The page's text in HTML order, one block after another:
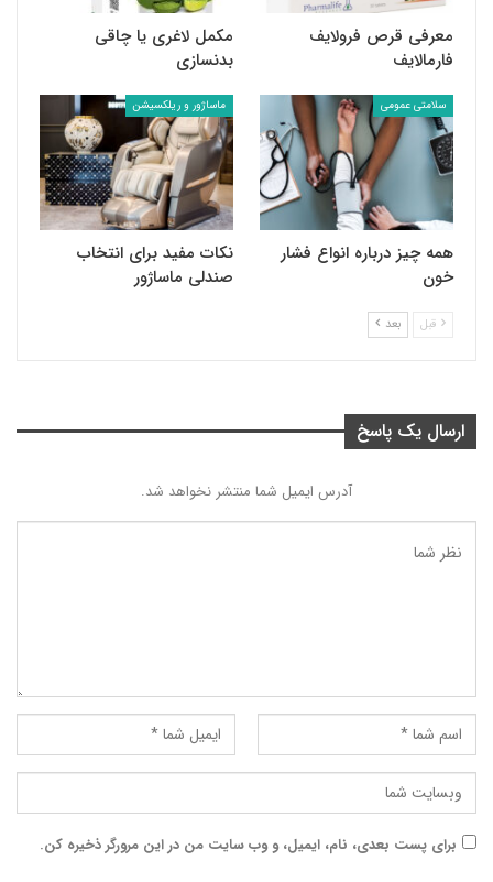
معرفی قرص فرولایف
فارمالایف
مکمل لاغری یا چاقی
بدنسازی
سلامتی عمومی
همه چیز درباره انواع فشار
خون
ماساژور و ریلکسیشن
نکات مفید برای انتخاب
صندلی ماساژور
قبل بعد
ارسال یک پاسخ
آدرس ایمیل شما منتشر نخواهد شد.
برای پست بعدی، نام، ایمیل، و وب سایت من در این مرورگر ذخیره کن.